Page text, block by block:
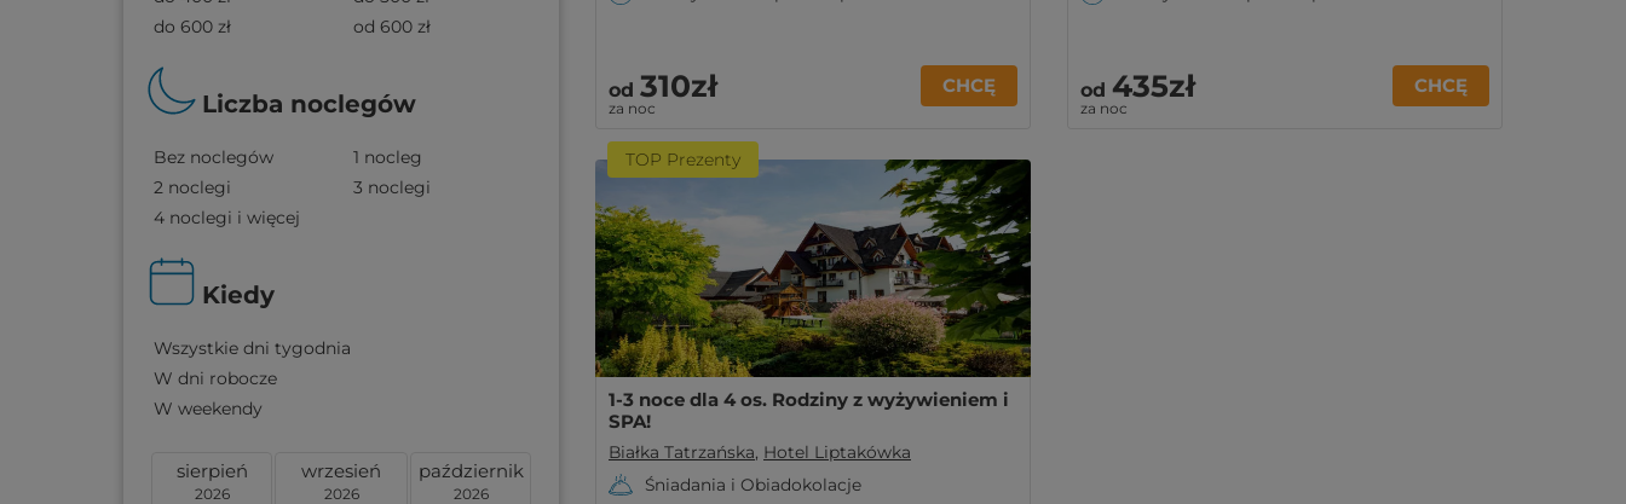
do 600 zł
od 600 zł
Liczba noclegów
Bez noclegów
1 nocleg
2 noclegi
3 noclegi
4 noclegi i więcej
Kiedy
Wszystkie dni tygodnia
W dni robocze
W weekendy
sierpień
2026
wrzesień
2026
październik
2026
od 310zł
za noc
CHCĘ od 435zł
za noc
CHCĘ
TOP Prezenty
1-3 noce dla 4 os. Rodziny z wyżywieniem i
SPA!
Białka Tatrzańska, Hotel Liptakówka
Śniadania i Obiadokolacje